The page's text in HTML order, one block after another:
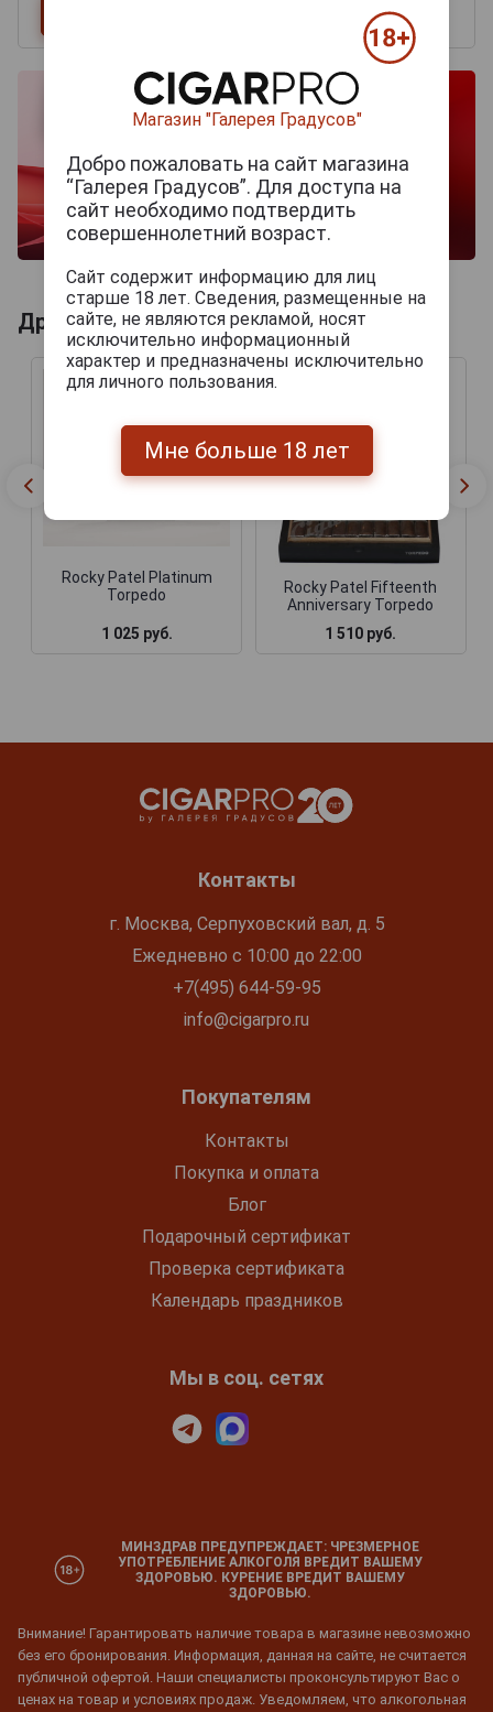
Другие продукты бренда ROCKY PATEL
Rocky Patel Platinum
Torpedo
1 025 руб.
Rocky Patel Fifteenth
Anniversary Torpedo
1 510 руб.
Контакты
г. Москва, Серпуховский вал, д. 5
Ежедневно с 10:00 до 22:00
+7(495) 644-59-95
info@cigarpro.ru
Покупателям
Контакты
Покупка и оплата
Блог
Подарочный сертификат
Проверка сертификата
Календарь праздников
Мы в соц. сетях
МИНЗДРАВ ПРЕДУПРЕЖДАЕТ: ЧРЕЗМЕРНОЕ
УПОТРЕБЛЕНИЕ АЛКОГОЛЯ ВРЕДИТ ВАШЕМУ
ЗДОРОВЬЮ. КУРЕНИЕ ВРЕДИТ ВАШЕМУ
ЗДОРОВЬЮ.
Внимание! Гарантировать наличие товара в магазине невозможно
без его бронирования. Информация, данная на сайте, не считается
публичной офертой. Наши специалисты проконсультируют Вас о
ценах на товар и условиях продаж. Уведомляем, что алкогольная
Магазин "Галерея Градусов"
Добро пожаловать на сайт магазина
“Галерея Градусов”. Для доступа на
сайт необходимо подтвердить
совершеннолетний возраст.
Сайт содержит информацию для лиц
старше 18 лет. Сведения, размещенные на
сайте, не являются рекламой, носят
исключительно информационный
характер и предназначены исключительно
для личного пользования.
Мне больше 18 лет